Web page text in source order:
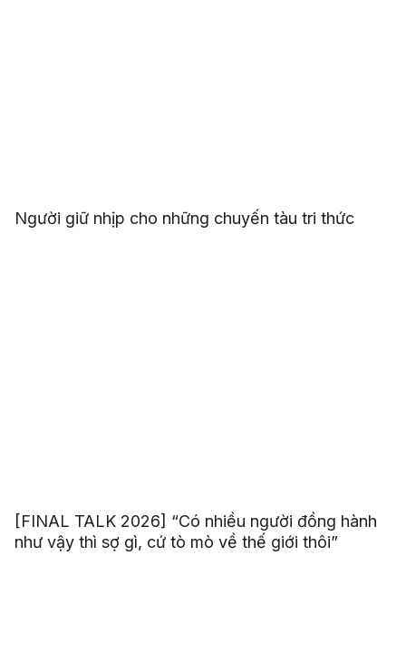
Người giữ nhịp cho những chuyến tàu tri thức
[FINAL TALK 2026] “Có nhiều người đồng hành
như vậy thì sợ gì, cứ tò mò về thế giới thôi”